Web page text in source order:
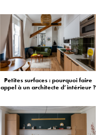
Petites surfaces : pourquoi faire
appel à un architecte d’intérieur ?